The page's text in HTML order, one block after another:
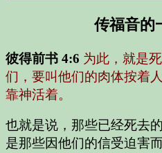
传福音的
彼得前书 4:6 为此，就是
们，要叫他们的肉体按着
靠神活着。
也就是说，那些已经死去
是那些因他们的信受迫害